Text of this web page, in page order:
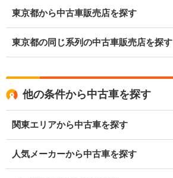
東京都から中古車販売店を探す
東京都の同じ系列の中古車販売店を探す
他の条件から中古車を探す
関東エリアから中古車を探す
人気メーカーから中古車を探す